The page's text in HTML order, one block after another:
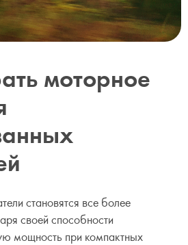
моторное
становятся все более
своей способности
мощность при компактных